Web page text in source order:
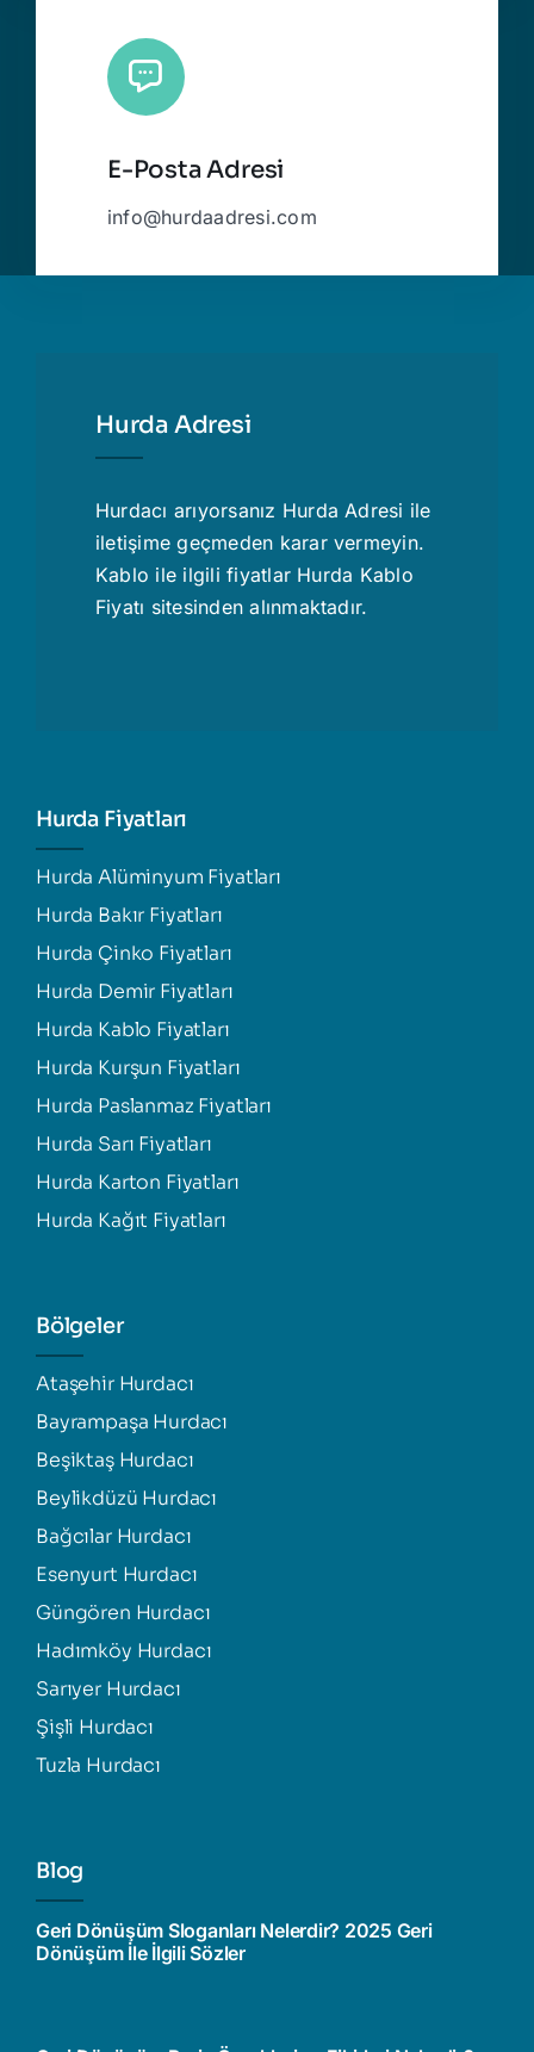
E-Posta Adresi
info@hurdaadresi.com
Hurda Adresi
Hurdacı arıyorsanız Hurda Adresi ile
iletişime geçmeden karar vermeyin.
Kablo ile ilgili fiyatlar Hurda Kablo
Fiyatı sitesinden alınmaktadır.
Hurda Fiyatları
Hurda Alüminyum Fiyatları
Hurda Bakır Fiyatları
Hurda Çinko Fiyatları
Hurda Demir Fiyatları
Hurda Kablo Fiyatları
Hurda Kurşun Fiyatları
Hurda Paslanmaz Fiyatları
Hurda Sarı Fiyatları
Hurda Karton Fiyatları
Hurda Kağıt Fiyatları
Bölgeler
Ataşehir Hurdacı
Bayrampaşa Hurdacı
Beşiktaş Hurdacı
Beylikdüzü Hurdacı
Bağcılar Hurdacı
Esenyurt Hurdacı
Güngören Hurdacı
Hadımköy Hurdacı
Sarıyer Hurdacı
Şişli Hurdacı
Tuzla Hurdacı
Blog
Geri Dönüşüm Sloganları Nelerdir? 2025 Geri
Dönüşüm İle İlgili Sözler